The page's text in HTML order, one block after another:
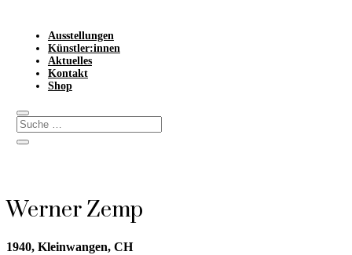
Ausstellungen
Künstler:innen
Aktuelles
Kontakt
Shop
Werner Zemp
1940, Kleinwangen, CH